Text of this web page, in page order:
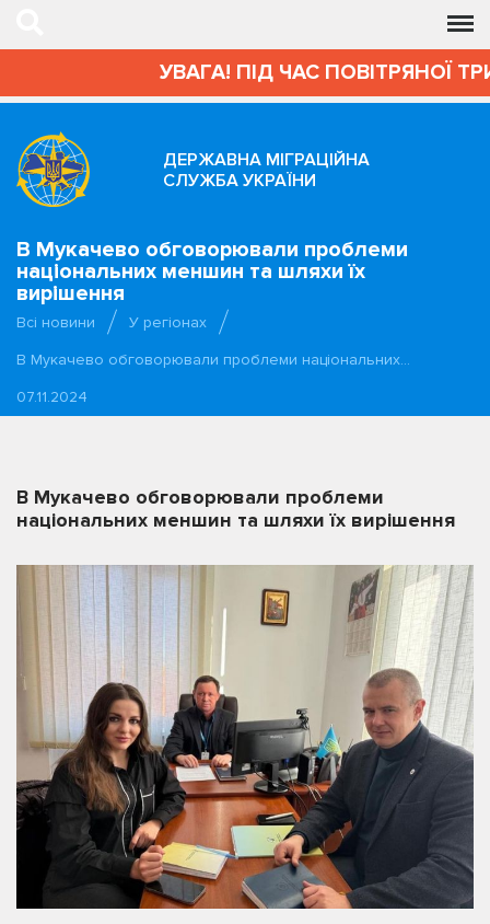
УВАГА! ПІД ЧАС ПОВІТРЯНОЇ
ДЕРЖАВНА МІГРАЦІЙНА
СЛУЖБА УКРАЇНИ
В Мукачево обговорювали проблеми
національних меншин та шляхи їх
вирішення
Всі новини
У регіонах
В Мукачево обговорювали проблеми національних…
07.11.2024
В Мукачево обговорювали проблеми
національних меншин та шляхи їх вирішення